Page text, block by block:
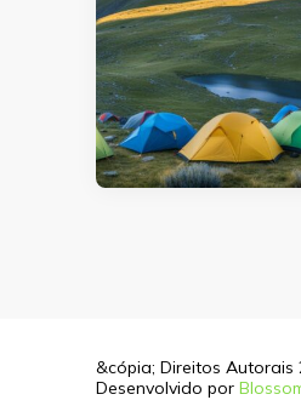
&cópia; Direitos Autorais
Desenvolvido por